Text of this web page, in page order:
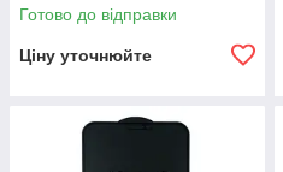
Готово до відправки
Ціну уточнюйте